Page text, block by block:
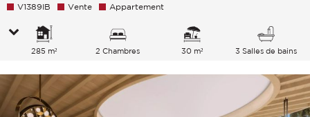
V1389IB Vente Appartement
285 m² 2 Chambres 30 m² 3 Salles de bains